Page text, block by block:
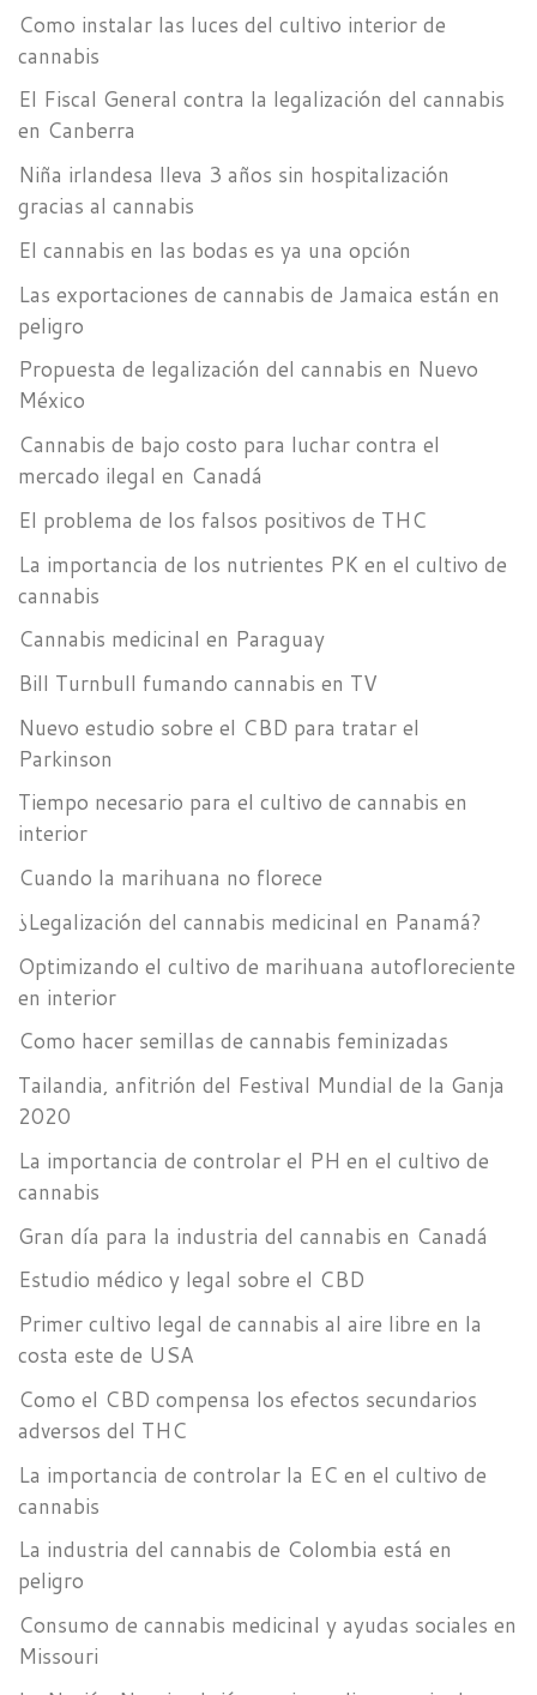
Como instalar las luces del cultivo interior de
cannabis
El Fiscal General contra la legalización del cannabis
en Canberra
Niña irlandesa lleva 3 años sin hospitalización
gracias al cannabis
El cannabis en las bodas es ya una opción
Las exportaciones de cannabis de Jamaica están en
peligro
Propuesta de legalización del cannabis en Nuevo
México
Cannabis de bajo costo para luchar contra el
mercado ilegal en Canadá
El problema de los falsos positivos de THC
La importancia de los nutrientes PK en el cultivo de
cannabis
Cannabis medicinal en Paraguay
Bill Turnbull fumando cannabis en TV
Nuevo estudio sobre el CBD para tratar el
Parkinson
Tiempo necesario para el cultivo de cannabis en
interior
Cuando la marihuana no florece
¿Legalización del cannabis medicinal en Panamá?
Optimizando el cultivo de marihuana autofloreciente
en interior
Como hacer semillas de cannabis feminizadas
Tailandia, anfitrión del Festival Mundial de la Ganja
2020
La importancia de controlar el PH en el cultivo de
cannabis
Gran día para la industria del cannabis en Canadá
Estudio médico y legal sobre el CBD
Primer cultivo legal de cannabis al aire libre en la
costa este de USA
Como el CBD compensa los efectos secundarios
adversos del THC
La importancia de controlar la EC en el cultivo de
cannabis
La industria del cannabis de Colombia está en
peligro
Consumo de cannabis medicinal y ayudas sociales en
Missouri